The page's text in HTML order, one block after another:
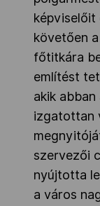
képviselőit
követően
főtitkára
említést
akik
izgatottan
szervezői
nyújtotta
a város